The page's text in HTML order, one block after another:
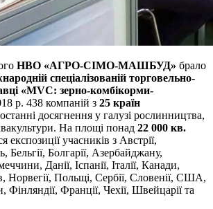
НВО «АГРО-СІМО-МАШБУД» брало
спеціалізованій торговельно-
«MVC: зерно-комбікорми-
р. 438 компаній з 25 країн
досягнення у галузі рослинництва,
На площі понад 22 000 кв.
експозиції учасників з Австрії,
Бельгії, Болгарії, Азербайджану,
Данії, Іспанії, Італії, Канади,
Норвегії, Польщі, Сербії, Словенії, США,
Франції, Чехії, Швейцарії та